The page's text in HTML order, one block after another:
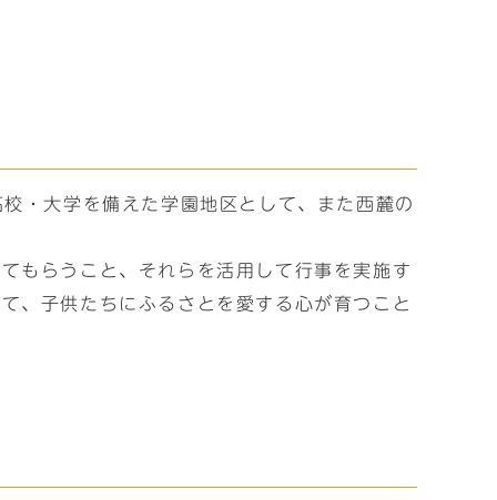
・大学を備えた学園地区として、また西麓の
もらうこと、それらを活用して行事を実施す
、子供たちにふるさとを愛する心が育つこと